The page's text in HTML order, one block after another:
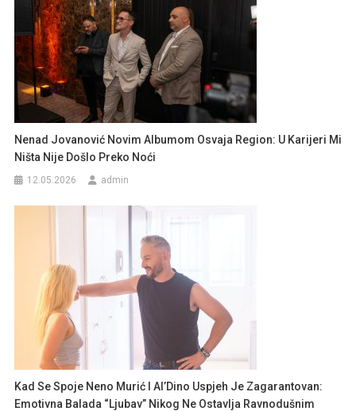
Nenad Jovanović Novim Albumom Osvaja Region: U Karijeri Mi
Ništa Nije Došlo Preko Noći
12.05.2026 admin
Kad Se Spoje Neno Murić I Al’Dino Uspjeh Je Zagarantovan:
Emotivna Balada “Ljubav” Nikog Ne Ostavlja Ravnodušnim